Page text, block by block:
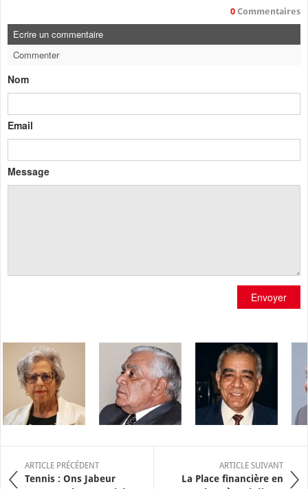
0 Commentaires
Ecrire un commentaire
Commenter
Nom
Email
Message
Envoyer
ARTICLE PRÉCÉDENT
Tennis : Ons Jabeur
ARTICLE SUIVANT
La Place financière en